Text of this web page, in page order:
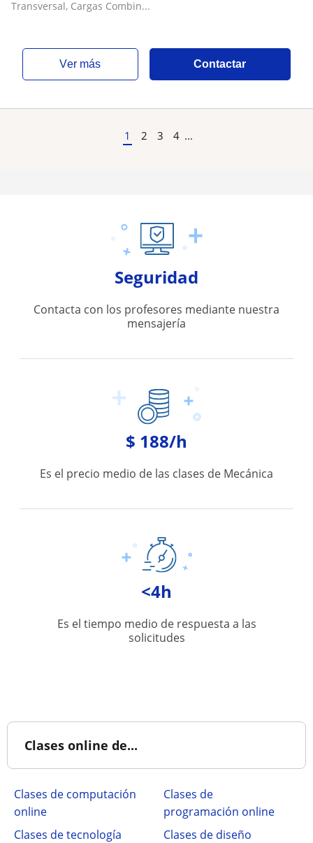
Transversal, Cargas Combin...
ver más Contactar
1 2 3 4 ...
Seguridad
Contacta con los profesores mediante nuestra
mensajería
$ 188/h
Es el precio medio de las clases de Mecánica
<4h
Es el tiempo medio de respuesta a las
solicitudes
Clases online de...
Clases de computación
online
Clases de
programación online
Clases de tecnología
Clases de diseño